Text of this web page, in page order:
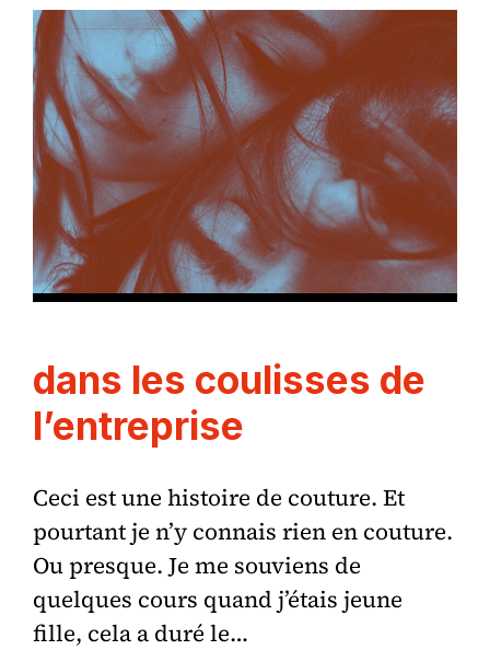
dans les coulisses de
l’entreprise
Ceci est une histoire de couture. Et
pourtant je n’y connais rien en couture.
Ou presque. Je me souviens de
quelques cours quand j’étais jeune
fille, cela a duré le…